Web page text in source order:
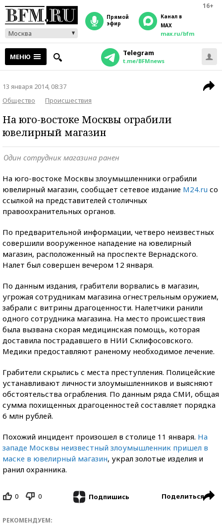
16+
Москва
прямой
эфир
Канал в
MAX
max.ru/bfm
МЕНЮ Telegram
t.me/BFMnews
13 января 2014, 08:37
Общество
Происшествия
На юго-востоке Москвы ограбили
ювелирный магазин
Один сотрудник магазина ранен
На юго-востоке Москвы злоумышленники ограбили
ювелирный магазин, сообщает сетевое издание М24.ru со
ссылкой на представителей столичных
правоохранительных органов.
По предварительной информации, четверо неизвестных
совершили вооруженное нападение на ювелирный
магазин, расположенный на проспекте Вернадского.
Налет был совершен вечером 12 января.
По данным издания, грабители ворвались в магазин,
угрожая сотрудникам магазина огнестрельным оружием,
забрали с витрины драгоценности. Налетчики ранили
одного сотрудника магазина. На место происшествия
была вызвана скорая медицинская помощь, которая
доставила пострадавшего в НИИ Склифосовского.
Медики предоставляют раненому необходимое лечение.
Грабители скрылись с места преступления. Полицейские
устанавливают личности злоумышленников и выясняют
обстоятельства ограбления. По данным ряда СМИ, общая
сумма похищенных драгоценностей составляет порядка
6 млн рублей.
Похожий инцидент произошел в столице 11 января. На
западе Москвы неизвестный злоумышленник пришел в
маске в ювелирный магазин, украл золотые изделия и
ранил охранника.
0 0 Подпишись Поделиться
РЕКОМЕНДУЕМ: